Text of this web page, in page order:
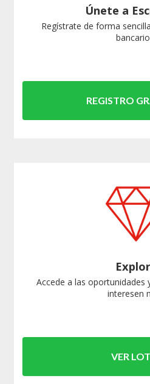
Únete a
Regístrate de forma
REGISTRO
Accede a las oportunidades
interesen
VER